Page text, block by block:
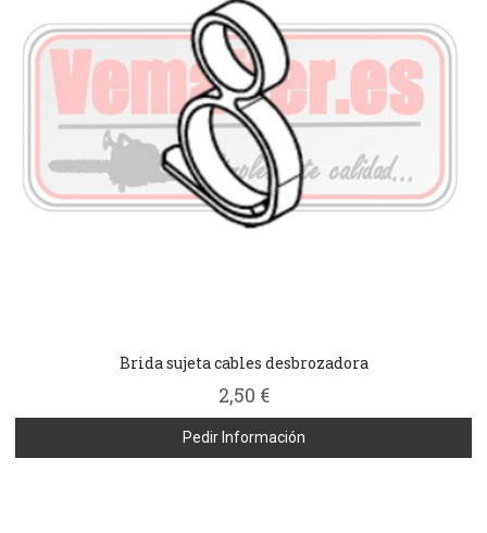
Brida sujeta cables desbrozadora
2,50 €
Pedir Información